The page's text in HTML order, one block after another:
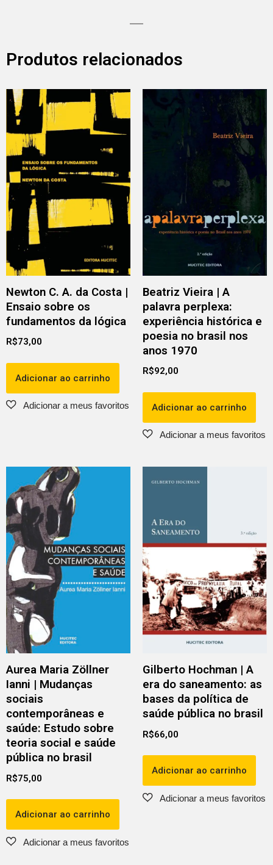
Produtos relacionados
Newton C. A. da Costa |
Ensaio sobre os
fundamentos da lógica
R$73,00
Adicionar ao carrinho
Beatriz Vieira | A
palavra perplexa:
experiência histórica e
poesia no brasil nos
anos 1970
R$92,00
Adicionar ao carrinho
Aurea Maria Zöllner
Ianni | Mudanças
sociais
contemporâneas e
saúde: Estudo sobre
teoria social e saúde
pública no brasil
R$75,00
Adicionar ao carrinho
Gilberto Hochman | A
era do saneamento: as
bases da política de
saúde pública no brasil
R$66,00
Adicionar ao carrinho